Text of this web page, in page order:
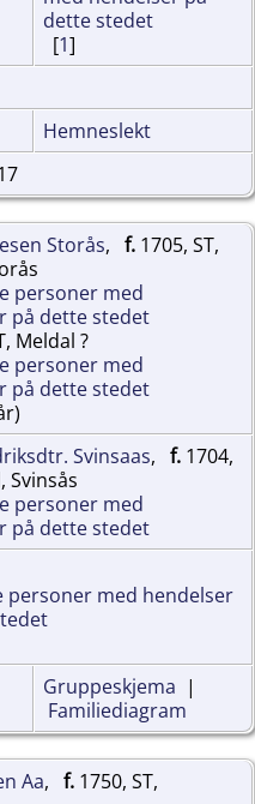
[1]
Hemneslekt
Storås, f. 1705, ST,
Meldal ?
Svinsaas, f. 1704,
Svinsås
Gruppeskjema |
Familiediagram
Aa, f. 1750, ST,